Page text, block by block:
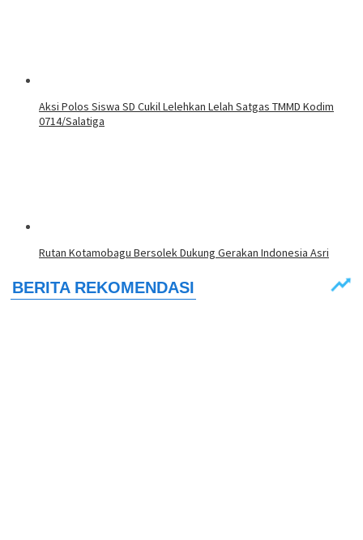
Aksi Polos Siswa SD Cukil Lelehkan Lelah Satgas TMMD Kodim
0714/Salatiga
Rutan Kotamobagu Bersolek Dukung Gerakan Indonesia Asri